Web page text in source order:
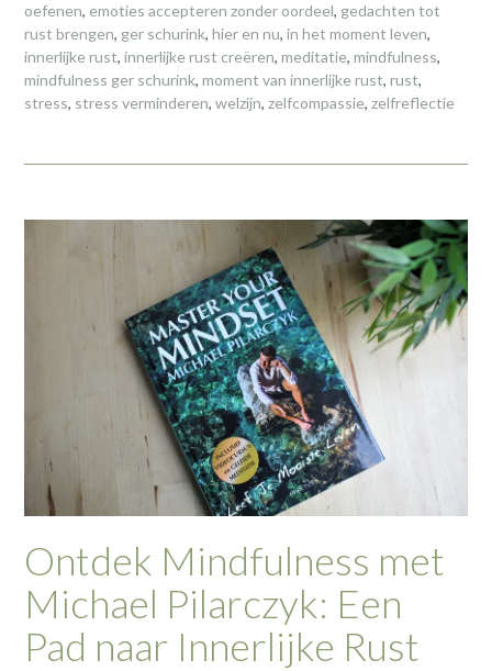
oefenen, emoties accepteren zonder oordeel, gedachten tot
rust brengen, ger schurink, hier en nu, in het moment leven,
innerlijke rust, innerlijke rust creëren, meditatie, mindfulness,
mindfulness ger schurink, moment van innerlijke rust, rust,
stress, stress verminderen, welzijn, zelfcompassie, zelfreflectie
Ontdek Mindfulness met
Michael Pilarczyk: Een
Pad naar Innerlijke Rust